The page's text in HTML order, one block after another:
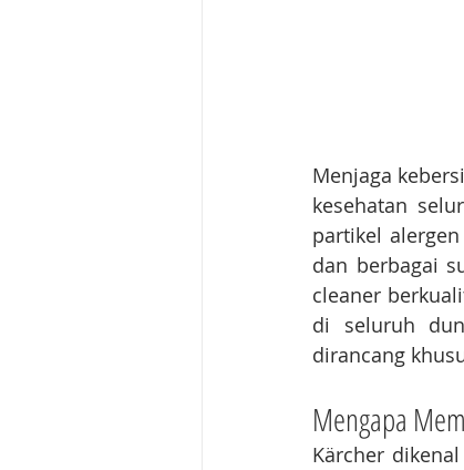
Menjaga
kesehatan
partikel
dan berbagai
cleaner
di seluruh
dirancang
Mengapa
Kärcher